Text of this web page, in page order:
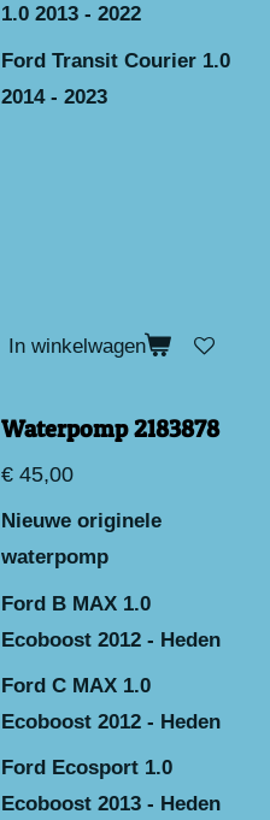
1.0 2013 - 2022
Ford Transit Courier 1.0
2014 - 2023
In winkelwagen
Waterpomp 2183878
€ 45,00
Nieuwe originele
waterpomp
Ford B MAX 1.0
Ecoboost 2012 - Heden
Ford C MAX 1.0
Ecoboost 2012 - Heden
Ford Ecosport 1.0
Ecoboost 2013 - Heden